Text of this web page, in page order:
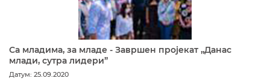
Са младима, за младе - Завршен пројекат „Данас
млади, сутра лидери”
Датум: 25.09.2020